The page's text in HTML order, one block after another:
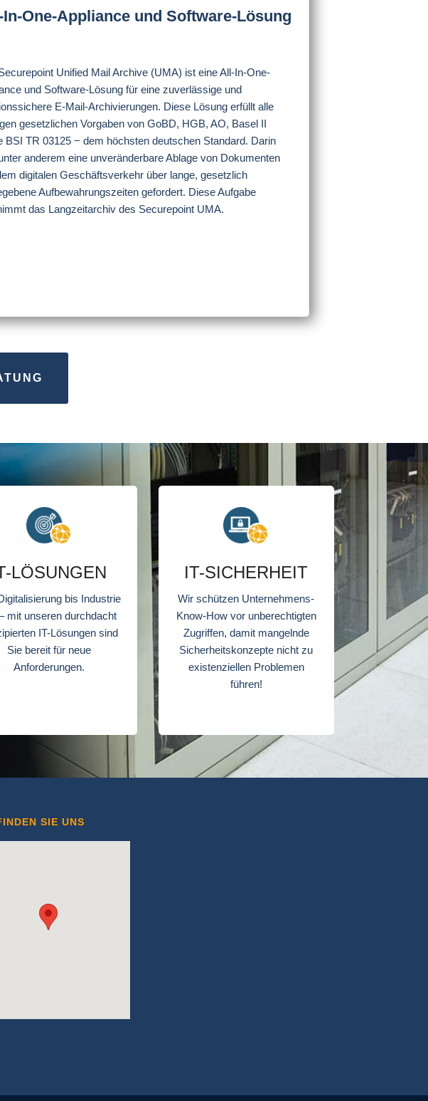
One-Appliance und Software-Lösung
Unified Mail Archive (UMA) ist eine All-In-One-
und Software-Lösung für eine zuverlässige und
E-Mail-Archivierungen. Diese Lösung erfüllt alle
gesetzlichen Vorgaben von GoBD, HGB, AO, Basel II
BSI TR 03125 − dem höchsten deutschen Standard. Darin
anderem eine unveränderbare Ablage von Dokumenten
digitalen Geschäftsverkehr über lange, gesetzlich
Aufbewahrungszeiten gefordert. Diese Aufgabe
das Langzeitarchiv des Securepoint UMA.
LÖSUNGEN
bis Industrie
mit unseren durchdacht
IT-Lösungen sind
Sie bereit für neue
Anforderungen.
IT-SICHERHEIT
Wir schützen Unternehmens-
Know-How vor unberechtigten
Zugriffen, damit mangelnde
Sicherheitskonzepte nicht zu
existenziellen Problemen
führen!
SIE UNS